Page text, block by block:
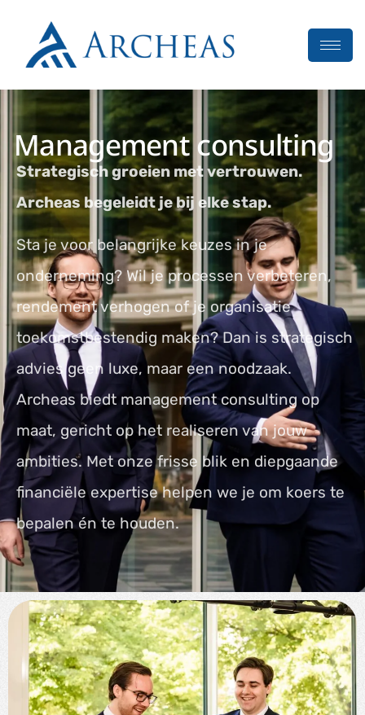
Management consulting
Strategisch groeien met vertrouwen.
Archeas begeleidt je bij elke stap.
Sta je voor belangrijke keuzes in je
onderneming? Wil je processen verbeteren,
rendement verhogen of je organisatie
toekomstbestendig maken? Dan is strategisch
advies geen luxe, maar een noodzaak.
Archeas biedt management consulting op
maat, gericht op het realiseren van jouw
ambities. Met onze frisse blik en diepgaande
financiële expertise helpen we je om koers te
bepalen én te houden.